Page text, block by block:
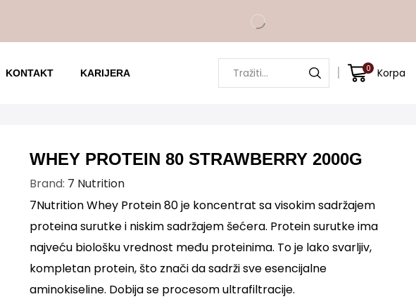
KONTAKT KARIJERA 0 Korpa
WHEY PROTEIN 80 STRAWBERRY 2000G
Brand: 7 Nutrition
7Nutrition Whey Protein 80 je koncentrat sa visokim sadržajem
proteina surutke i niskim sadržajem šećera. Protein surutke ima
najveću biološku vrednost među proteinima. To je lako svarljiv,
kompletan protein, što znači da sadrži sve esencijalne
aminokiseline. Dobija se procesom ultrafiltracije.